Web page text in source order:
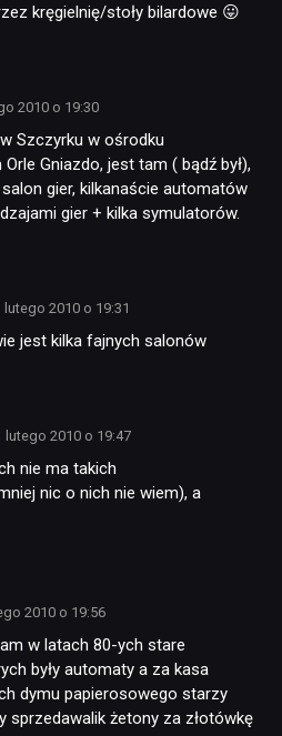
kręgielnię/stoły bilardowe 😛
2010 o 19:30
Szczyrku w ośrodku
Gniazdo, jest tam ( bądź był),
gier, kilkanaście automatów
gier + kilka symulatorów.
lutego 2010 o 19:31
jest kilka fajnych salonów
lutego 2010 o 19:47
nie ma takich
nic o nich nie wiem), a
2010 o 19:56
w latach 80-ych stare
były automaty a za kasa
dymu papierosowego starzy
sprzedawalik żetony za złotówkę